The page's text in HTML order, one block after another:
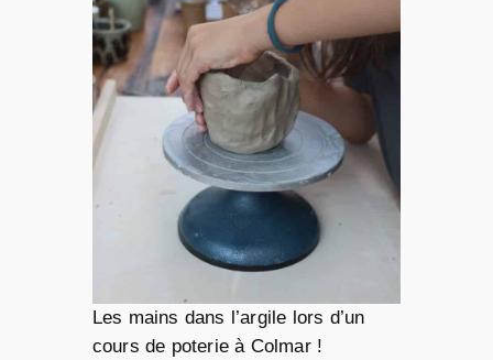
Les mains dans l’argile lors d’un
cours de poterie à Colmar !